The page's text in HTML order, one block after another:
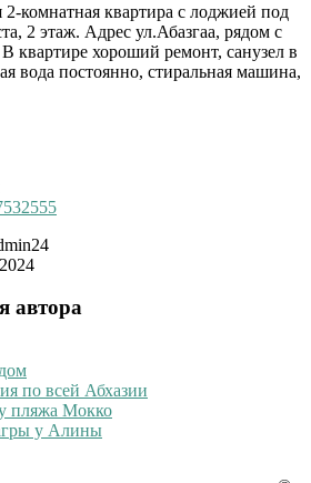
2-комнатная квартира с лоджией под
2 этаж. Адрес ул.Абазгаа, рядом с
квартире хороший ремонт, санузел в
вода постоянно, стиральная машина,
автора
по всей Абхазии
пляжа Мокко
у Алины